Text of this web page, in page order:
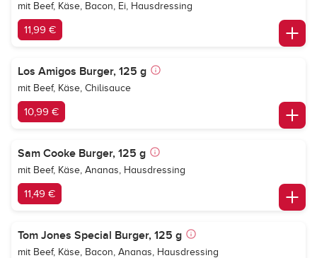
mit Beef, Käse, Bacon, Ei, Hausdressing
11,99 €
Los Amigos Burger, 125 g
mit Beef, Käse, Chilisauce
10,99 €
Sam Cooke Burger, 125 g
mit Beef, Käse, Ananas, Hausdressing
11,49 €
Tom Jones Special Burger, 125 g
mit Beef, Käse, Bacon, Ananas, Hausdressing